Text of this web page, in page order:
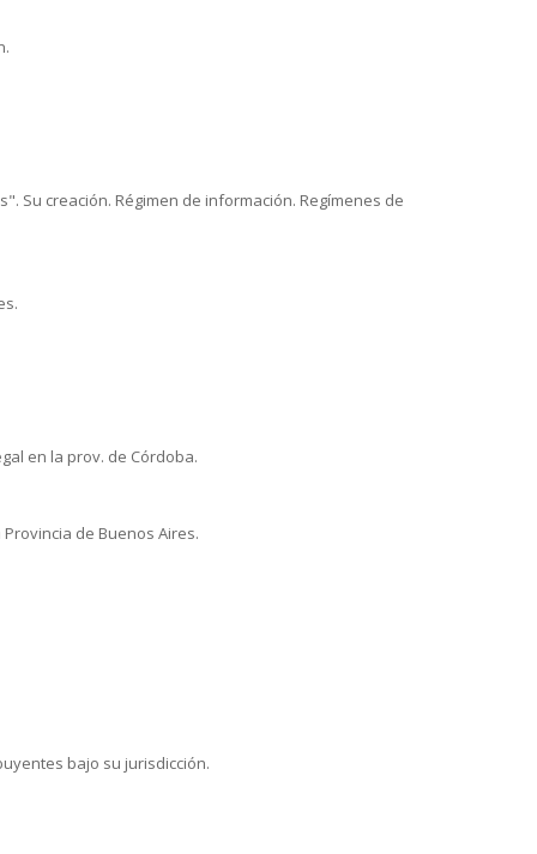
Su creación. Régimen de información. Regímenes de
en la prov. de Córdoba.
de Buenos Aires.
bajo su jurisdicción.